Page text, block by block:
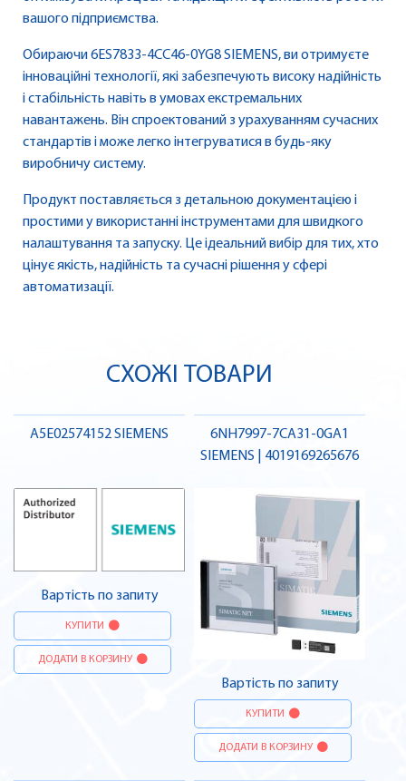
вашого підприємства.
Обираючи 6ES7833-4CC46-0YG8 SIEMENS, ви отримуєте
інноваційні технології, які забезпечують високу надійність
і стабільність навіть в умовах екстремальних
навантажень. Він спроектований з урахуванням сучасних
стандартів і може легко інтегруватися в будь-яку
виробничу систему.
Продукт поставляється з детальною документацією і
простими у використанні інструментами для швидкого
налаштування та запуску. Це ідеальний вибір для тих, хто
цінує якість, надійність та сучасні рішення у сфері
автоматизації.
СХОЖІ ТОВАРИ
A5E02574152 SIEMENS
Вартість по запиту
КУПИТИ
ДОДАТИ В КОРЗИНУ
6NH7997-7CA31-0GA1
SIEMENS | 4019169265676
Вартість по запиту
КУПИТИ
ДОДАТИ В КОРЗИНУ